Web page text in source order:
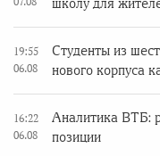
школу для
19:55
06.08
Студенты из
нового корпуса
16:22
06.08
Аналитика ВТБ:
позиции